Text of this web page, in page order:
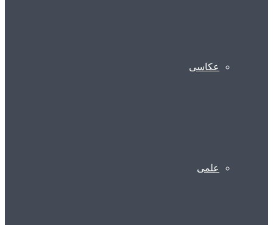
عکاسی
علمی